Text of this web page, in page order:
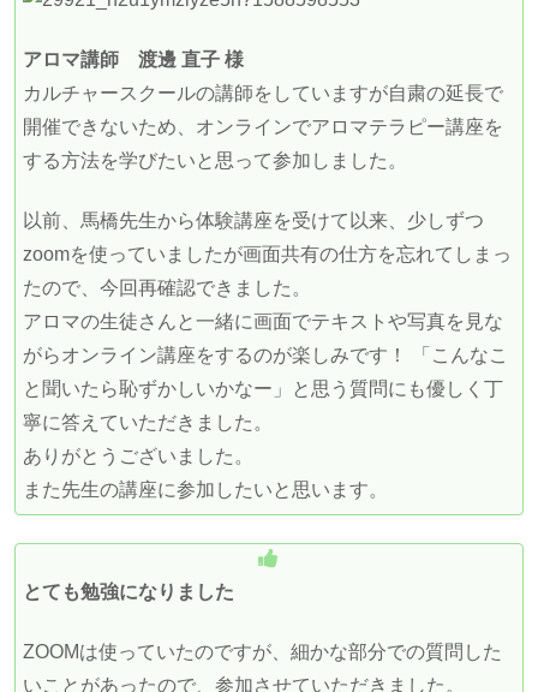
アロマ講師 渡邊 直子 様
カルチャースクールの講師をしていますが自粛の延長で
開催できないため、オンラインでアロマテラピー講座を
する方法を学びたいと思って参加しました。
以前、馬橋先生から体験講座を受けて以来、少しずつ
zoomを使っていましたが画面共有の仕方を忘れてしまっ
たので、今回再確認できました。
アロマの生徒さんと一緒に画面でテキストや写真を見な
がらオンライン講座をするのが楽しみです！ 「こんなこ
と聞いたら恥ずかしいかなー」と思う質問にも優しく丁
寧に答えていただきました。
ありがとうございました。
また先生の講座に参加したいと思います。
とても勉強になりました
ZOOMは使っていたのですが、細かな部分での質問した
いことがあったので、参加させていただきました。